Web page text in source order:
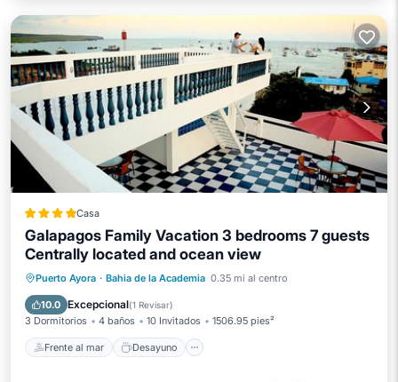
Casa
Galapagos Family Vacation 3 bedrooms 7 guests
Centrally located and ocean view
Puerto Ayora · Bahia de la Academia 0.35 mi al centro
10.0 Excepcional(1 Revisar)
3 Dormitorios 4 baños 10 Invitados 1506.95 pies²
Frente al mar Desayuno
Frente al mar
Desayuno
Vista al mar